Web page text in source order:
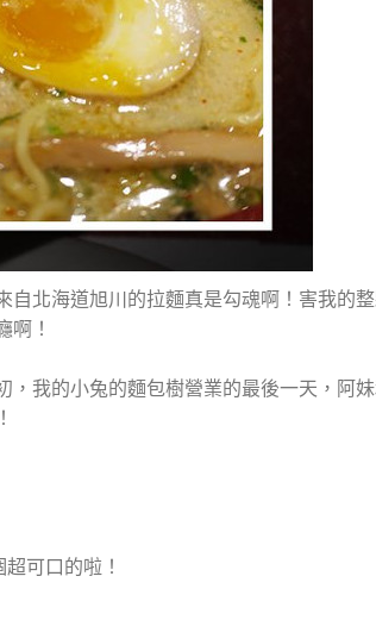
北海道旭川的拉麵真是勾魂啊！害我的
啊！
我的小兔的麵包樹營業的最後一天，阿
可口的啦！